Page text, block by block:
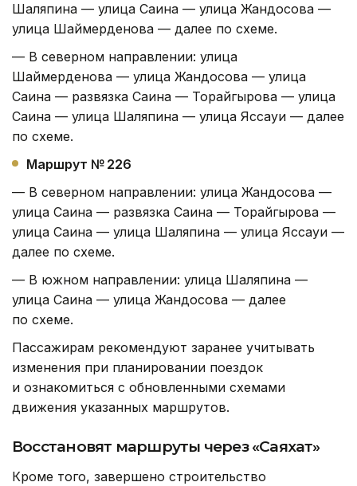
Шаляпина — улица Саина — улица Жандосова —
улица Шаймерденова — далее по схеме.
— В северном направлении: улица
Шаймерденова — улица Жандосова — улица
Саина — развязка Саина — Торайгырова — улица
Саина — улица Шаляпина — улица Яссауи — далее
по схеме.
Маршрут № 226
— В северном направлении: улица Жандосова —
улица Саина — развязка Саина — Торайгырова —
улица Саина — улица Шаляпина — улица Яссауи —
далее по схеме.
— В южном направлении: улица Шаляпина —
улица Саина — улица Жандосова — далее
по схеме.
Пассажирам рекомендуют заранее учитывать
изменения при планировании поездок
и ознакомиться с обновленными схемами
движения указанных маршрутов.
Восстановят маршруты через «Саяхат»
Кроме того, завершено строительство